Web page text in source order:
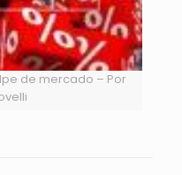
de mercado – Por